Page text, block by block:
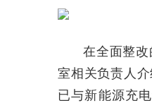
在全面整
室相关负责人
已与新能源充